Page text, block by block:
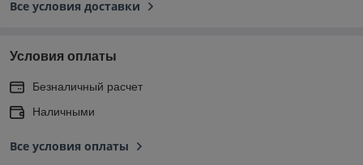
Все условия доставки
Условия оплаты
Безналичный расчет
Наличными
Все условия оплаты